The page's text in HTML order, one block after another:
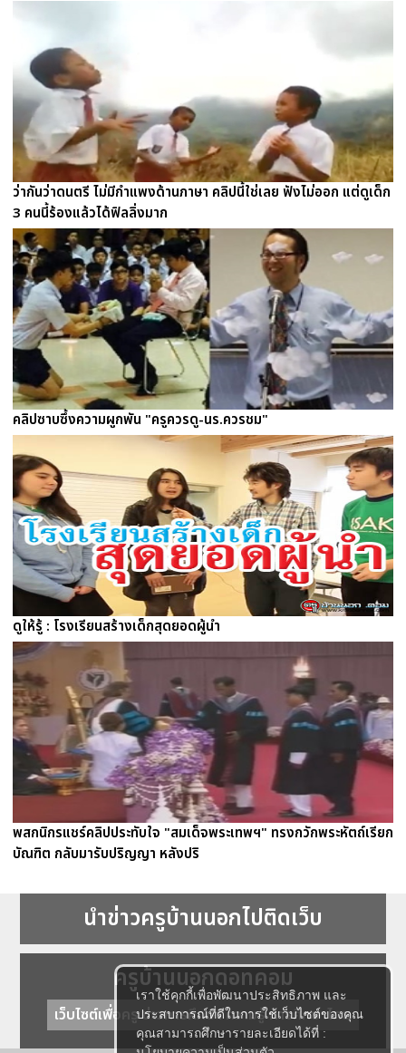
เราใช้คุกกี้เพื่อพัฒนาประสิทธิภาพ และ
ประสบการณ์ที่ดีในการใช้เว็บไซต์ของคุณ
คุณสามารถศึกษารายละเอียดได้ที่ :
ว่ากันว่าดนตรี ไม่มีกำแพงด้านภาษา คลิปนี้ใช่เลย ฟังไม่ออก แต่ดูเด็ก
3 คนนี้ร้องแล้วได้ฟิลลิ่งมาก
คลิปซาบซึ้งความผูกพัน "ครูควรดู-นร.ควรชม"
ดูให้รู้ : โรงเรียนสร้างเด็กสุดยอดผู้นำ
พสกนิกรแชร์คลิปประทับใจ "สมเด็จพระเทพฯ" ทรงกวักพระหัตถ์เรียก
บัณฑิต กลับมารับปริญญา หลังปริ
นำข่าวครูบ้านนอกไปติดเว็บ
ครูบ้านนอกดอทคอม
เว็บไซต์เพื่อครู ข่าวการศึกษา ความรู้ การศึกษาไทย